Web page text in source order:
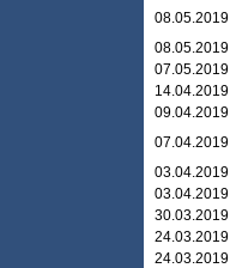
08.05.2019
08.05.2019
07.05.2019
14.04.2019
09.04.2019
07.04.2019
03.04.2019
03.04.2019
30.03.2019
24.03.2019
24.03.2019